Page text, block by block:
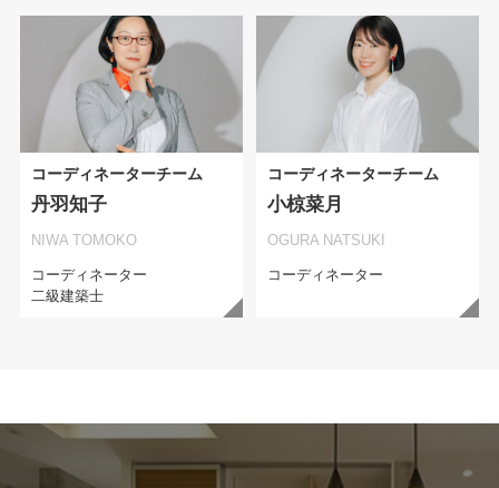
コーディネーターチーム
丹羽知子
NIWA TOMOKO
コーディネーター
二級建築士
コーディネーターチーム
小椋菜月
OGURA NATSUKI
コーディネーター